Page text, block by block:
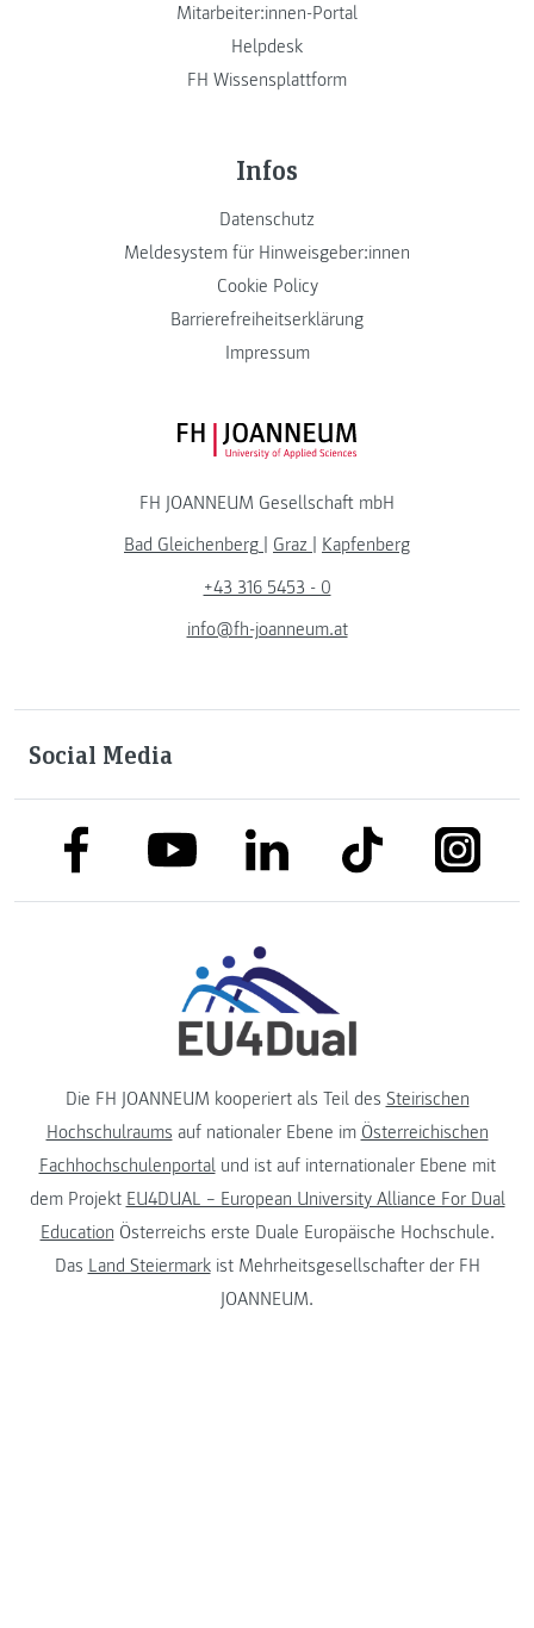
Mitarbeiter:innen-Portal
Helpdesk
FH Wissensplattform
Infos
Datenschutz
Meldesystem für Hinweisgeber:innen
Cookie Policy
Barrierefreiheitserklärung
Impressum
FH JOANNEUM Logo
FH JOANNEUM Gesellschaft mbH
Bad Gleichenberg
Graz
Kapfenberg
+43 316 5453 - 0
info@fh-joanneum.at
Social Media
link to facebooklink to youtubelink to linkedinlink to tiktok
Die FH JOANNEUM kooperiert als Teil des Steirischen
Hochschulraums auf nationaler Ebene im Österreichischen
Fachhochschulenportalund ist auf internationaler Ebene mit
dem Projekt EU4DUAL – European University Alliance For Dual
Education Österreichs erste Duale Europäische Hochschule.
Das Land Steiermarkist Mehrheitsgesellschafter der FH
JOANNEUM.